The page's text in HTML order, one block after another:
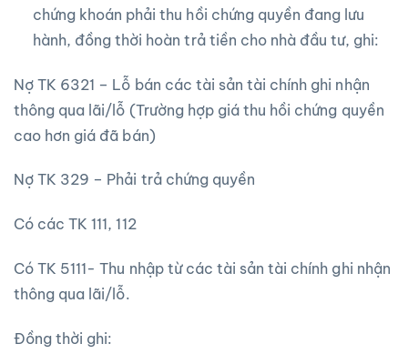
chứng khoán phải thu hồi chứng quyền đang lưu
hành, đồng thời hoàn trả tiền cho nhà đầu tư, ghi:
Nợ TK 6321 – Lỗ bán các tài sản tài chính ghi nhận
thông qua lãi/lỗ (Trường hợp giá thu hồi chứng quyền
cao hơn giá đã bán)
Nợ TK 329 – Phải trả chứng quyền
Có các TK 111, 112
Có TK 5111- Thu nhập từ các tài sản tài chính ghi nhận
thông qua lãi/lỗ.
Đồng thời ghi: